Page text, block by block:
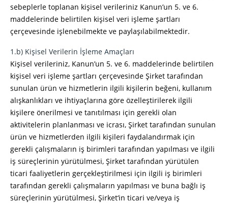
sebeplerle toplanan kişisel verileriniz Kanun’un 5. ve 6.
maddelerinde belirtilen kişisel veri işleme şartları
çerçevesinde işlenebilmekte ve paylaşılabilmektedir.
1.b) Kişisel Verilerin İşleme Amaçları
Kişisel verileriniz, Kanun’un 5. ve 6. maddelerinde belirtilen
kişisel veri işleme şartları çerçevesinde Şirket tarafından
sunulan ürün ve hizmetlerin ilgili kişilerin beğeni, kullanım
alışkanlıkları ve ihtiyaçlarına göre özelleştirilerek ilgili
kişilere önerilmesi ve tanıtılması için gerekli olan
aktivitelerin planlanması ve icrası, Şirket tarafından sunulan
ürün ve hizmetlerden ilgili kişileri faydalandırmak için
gerekli çalışmaların iş birimleri tarafından yapılması ve ilgili
iş süreçlerinin yürütülmesi, Şirket tarafından yürütülen
ticari faaliyetlerin gerçekleştirilmesi için ilgili iş birimleri
tarafından gerekli çalışmaların yapılması ve buna bağlı iş
süreçlerinin yürütülmesi, Şirket‘in ticari ve/veya iş